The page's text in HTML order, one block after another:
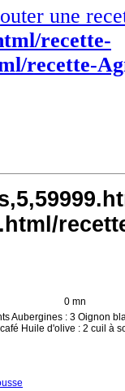
une
recette-
recette-
0 mn
Aubergines : 3 Oignon
Huile d'olive : 2 cuil à